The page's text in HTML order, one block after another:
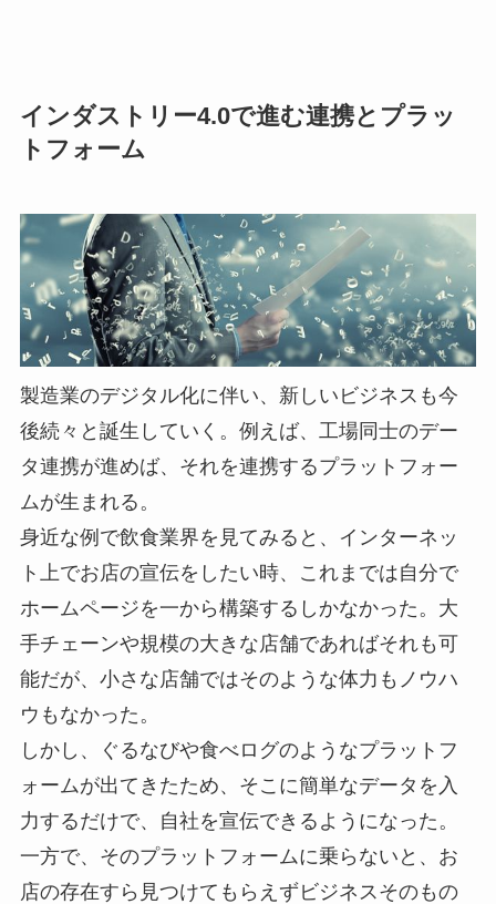
インダストリー4.0で進む連携とプラッ
トフォーム
製造業のデジタル化に伴い、新しいビジネスも今
後続々と誕生していく。例えば、工場同士のデー
タ連携が進めば、それを連携するプラットフォー
ムが生まれる。
身近な例で飲食業界を見てみると、インターネッ
ト上でお店の宣伝をしたい時、これまでは自分で
ホームページを一から構築するしかなかった。大
手チェーンや規模の大きな店舗であればそれも可
能だが、小さな店舗ではそのような体力もノウハ
ウもなかった。
しかし、ぐるなびや食べログのようなプラットフ
ォームが出てきたため、そこに簡単なデータを入
力するだけで、自社を宣伝できるようになった。
一方で、そのプラットフォームに乗らないと、お
店の存在すら見つけてもらえずビジネスそのもの